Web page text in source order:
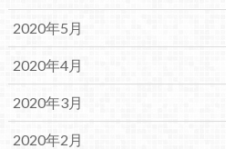
2020年5月
2020年4月
2020年3月
2020年2月